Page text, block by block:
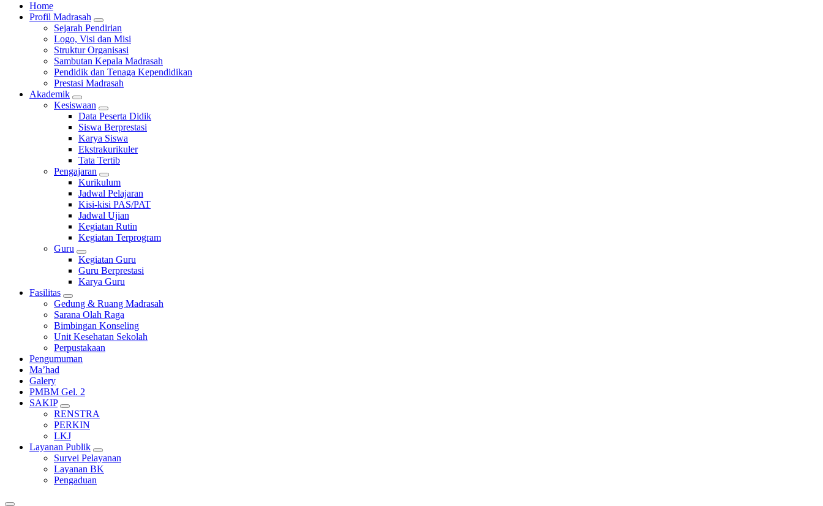
Home
Profil Madrasah
Sejarah Pendirian
Logo, Visi dan Misi
Struktur Organisasi
Sambutan Kepala Madrasah
Pendidik dan Tenaga Kependidikan
Prestasi Madrasah
Akademik
Kesiswaan
Data Peserta Didik
Siswa Berprestasi
Karya Siswa
Ekstrakurikuler
Tata Tertib
Pengajaran
Kurikulum
Jadwal Pelajaran
Kisi-kisi PAS/PAT
Jadwal Ujian
Kegiatan Rutin
Kegiatan Terprogram
Guru
Kegiatan Guru
Guru Berprestasi
Karya Guru
Fasilitas
Gedung & Ruang Madrasah
Sarana Olah Raga
Bimbingan Konseling
Unit Kesehatan Sekolah
Perpustakaan
Pengumuman
Ma’had
Galery
PMBM Gel. 2
SAKIP
RENSTRA
PERKIN
LKJ
Layanan Publik
Survei Pelayanan
Layanan BK
Pengaduan